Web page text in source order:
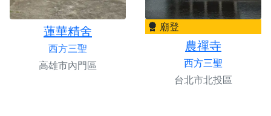
蓮華精舍
西方三聖
高雄市內門區
廟登
農禪寺
西方三聖
台北市北投區